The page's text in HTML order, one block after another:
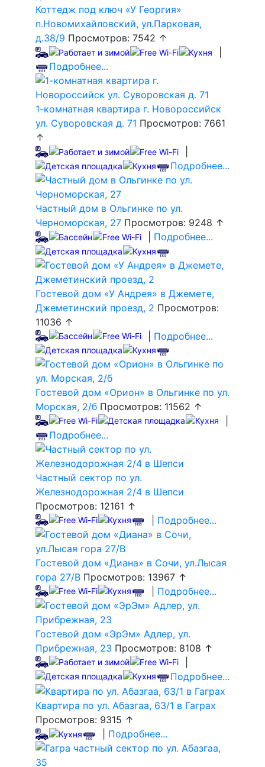
Коттедж под ключ «У Георгия»
п.Новомихайловский, ул.Парковая,
д.38/9 Просмотров: 7542 ↑
Подробнее...
1-комнатная квартира г. Новороссийск
ул. Суворовская д. 71 Просмотров: 7661
↑
Подробнее...
Частный дом в Ольгинке по ул.
Черноморская, 27 Просмотров: 9248 ↑
Подробнее...
Гостевой дом «У Андрея» в Джемете,
Джеметинский проезд, 2 Просмотров:
11036 ↑
Подробнее...
Гостевой дом «Орион» в Ольгинке по ул.
Морская, 2/б Просмотров: 11562 ↑
Подробнее...
Частный сектор по ул.
Железнодорожная 2/4 в Шепси
Просмотров: 12161 ↑
Подробнее...
Гостевой дом «Диана» в Сочи, ул.Лысая
гора 27/В Просмотров: 13967 ↑
Подробнее...
Гостевой дом «ЭрЭм» Адлер, ул.
Прибрежная, 23 Просмотров: 8108 ↑
Подробнее...
Квартира по ул. Абазгаа, 63/1 в Гаграх
Просмотров: 9315 ↑
Подробнее...